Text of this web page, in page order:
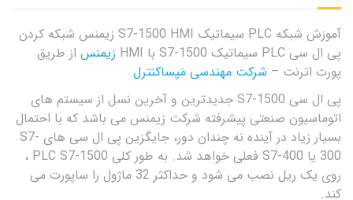
آموزش شبکه PLC سیماتیک S7-1500 HMI زیمنس شبکه‌ کردن
پی ال سی PLC سیماتیک S7-1500 با HMI
زیمنس از طریق
پورت اترنت – شرکت مهندسی مَپساکنترل
پی ال سی S7-1500 جدیدترین و آخرین نسل از سیستم های
اتوماسیون صنعتی پیشرفته شرکت زیمنس می باشد که با احتمال
بسیار زیاد در آینده نه چندان دور، جایگزین پی ال سی های S7-
300 یا S7-400
فعلی خواهد شد. به طور کلی PLC S7-1500 ،
روی یک ریل نصب می شود و حداکثر 32 ماژول را ساپورت می
کند.